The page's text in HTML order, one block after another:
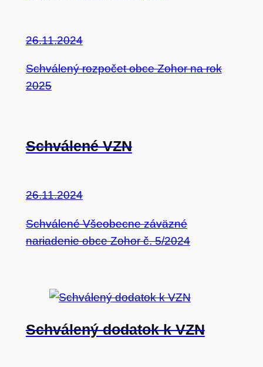
26.11.2024
Schválený rozpočet obce Zohor na rok
2025
Schválené VZN
26.11.2024
Schválené Všeobecne záväzné
nariadenie obce Zohor č. 5/2024
Schválený dodatok k VZN